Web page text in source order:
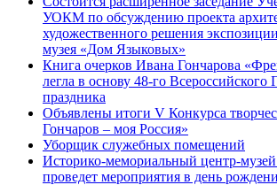
УОКМ по обсуждению проекта
художественного решения
музея «Дом Языковых»
Книга очерков Ивана Гончарова
легла в основу 48-го Всероссийского
праздника
Объявлены итоги V Конкурса
Гончаров – моя Россия»
Уборщик служебных помещений
Историко-мемориальный центр-
проведет мероприятия в день